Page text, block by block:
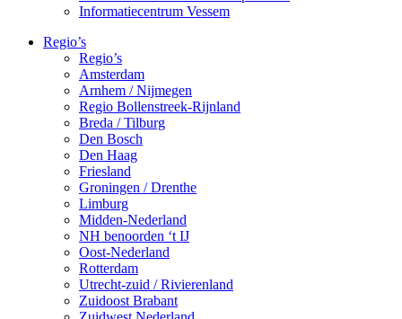
Informatiecentrum Vessem
Regio’s
Regio’s
Amsterdam
Arnhem / Nijmegen
Regio Bollenstreek-Rijnland
Breda / Tilburg
Den Bosch
Den Haag
Friesland
Groningen / Drenthe
Limburg
Midden-Nederland
NH benoorden ‘t IJ
Oost-Nederland
Rotterdam
Utrecht-zuid / Rivierenland
Zuidoost Brabant